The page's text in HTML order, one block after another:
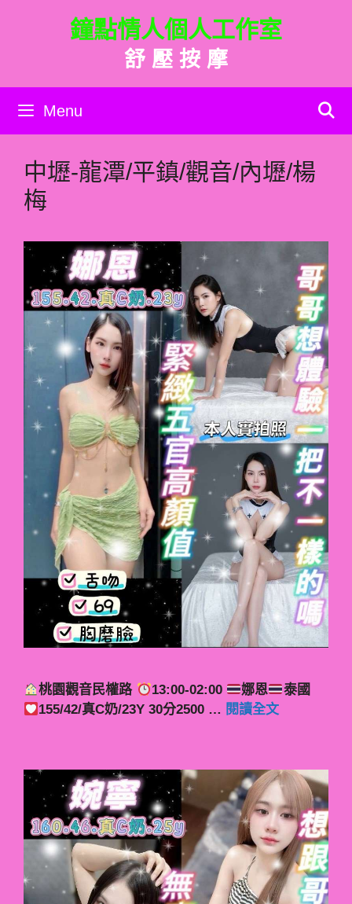
內
鐘點情人個人工作室
舒 壓 按 摩
Menu
中壢-龍潭/平鎮/觀音/內壢/楊
梅
桃園觀音民權路 13:00-02:00 娜恩
泰國
155/42/真C奶/23Y 30分2500 … 閱讀全文